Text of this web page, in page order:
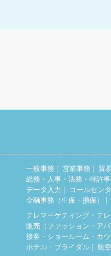
一般事務 営業事務 貿
総務・人事・法務・特許
データ入力
コールセン
金融事務（生保・損保）
テレマーケティング・テ
販売（ファッション・アパ
接客・ショールーム・カ
ホテル・ブライダル
航空